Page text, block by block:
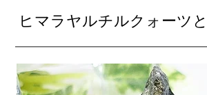
ヒマラヤルチルクォーツ